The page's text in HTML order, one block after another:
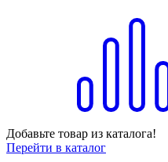
Добавьте товар из каталога!
Перейти в каталог